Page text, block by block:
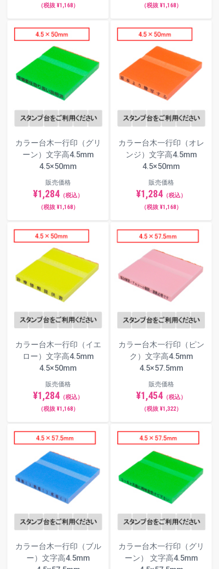
（税抜 ¥1,168）
（税抜 ¥1,168）
カラー台木一行印（グリ
ーン）文字高4.5mm
4.5×50mm
販売価格
¥1,284（税込）
（税抜 ¥1,168）
カラー台木一行印（オレ
ンジ）文字高4.5mm
4.5×50mm
販売価格
¥1,284（税込）
（税抜 ¥1,168）
カラー台木一行印（イエ
ロー）文字高4.5mm
4.5×50mm
販売価格
¥1,284（税込）
（税抜 ¥1,168）
カラー台木一行印（ピン
ク）文字高4.5mm
4.5×57.5mm
販売価格
¥1,454（税込）
（税抜 ¥1,322）
カラー台木一行印（ブル
ー）文字高4.5mm
カラー台木一行印（グリ
ーン） 文字高4.5mm